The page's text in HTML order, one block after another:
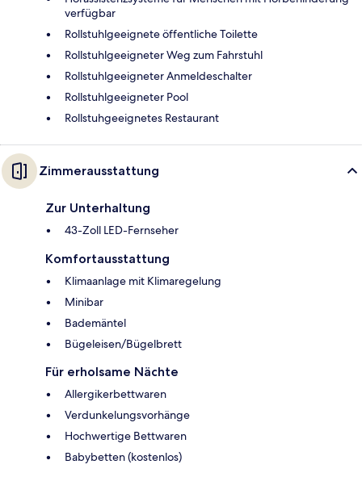
verfügbar
Rollstuhlgeeignete öffentliche Toilette
Rollstuhlgeeigneter Weg zum Fahrstuhl
Rollstuhlgeeigneter Anmeldeschalter
Rollstuhlgeeigneter Pool
Rollstuhgeeignetes Restaurant
Zimmerausstattung
Zur Unterhaltung
43-Zoll LED-Fernseher
Komfortausstattung
Klimaanlage mit Klimaregelung
Minibar
Bademäntel
Bügeleisen/Bügelbrett
Für erholsame Nächte
Allergikerbettwaren
Verdunkelungsvorhänge
Hochwertige Bettwaren
Babybetten (kostenlos)